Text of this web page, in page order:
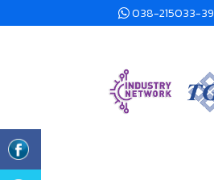
038-215033-39